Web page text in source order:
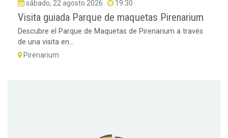
sábado, 22 agosto 2026
19:30
Visita guiada Parque de maquetas Pirenarium
Descubre el Parque de Maquetas de Pirenarium a través
de una visita en...
Pirenarium